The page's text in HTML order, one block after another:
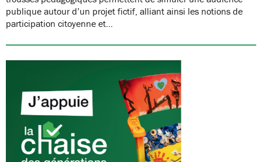
publique autour d’un projet fictif, alliant ainsi les notions de
participation citoyenne et…